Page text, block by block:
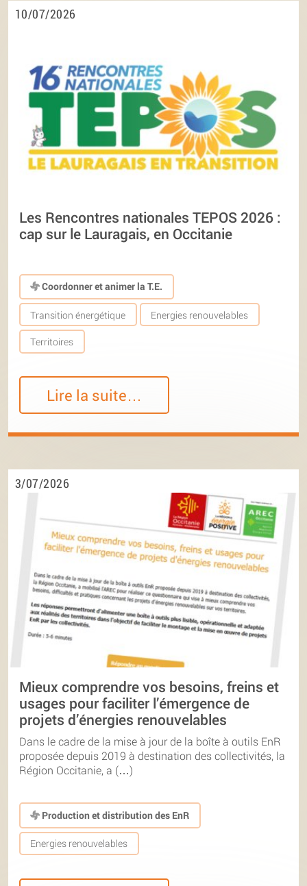
10/07/2026
Les Rencontres nationales TEPOS 2026 :
cap sur le Lauragais, en Occitanie
Coordonner et animer la T.E.
Transition énergétique Energies renouvelables
Territoires
Lire la suite…
3/07/2026
Mieux comprendre vos besoins, freins et
usages pour faciliter l’émergence de
projets d’énergies renouvelables
Dans le cadre de la mise à jour de la boîte à outils EnR
proposée depuis 2019 à destination des collectivités, la
Région Occitanie, a (…)
Production et distribution des EnR
Energies renouvelables